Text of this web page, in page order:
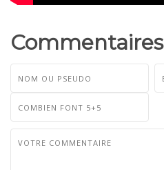
Commentaires